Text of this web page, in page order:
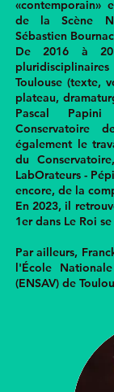
«contemporain»
de la Scène
Sébastien
De 2016 à
Toulouse (texte,
plateau,
Pascal
Conservatoire
également le
du
LabOrateurs -
encore, de la
En 2023, il
1er dans Le Roi
Par ailleurs,
l'École
(ENSAV) de